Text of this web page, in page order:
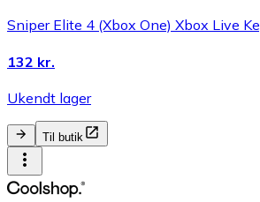
Sniper Elite 4 (Xbox One) Xbox Live
132 kr.
Ukendt lager
Til butik